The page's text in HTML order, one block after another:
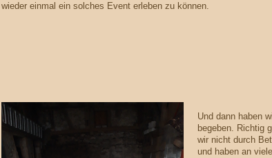
wieder einmal ein solches Event erleben zu können.
Und dann haben
begeben. Richtig
wir nicht durch
und haben an